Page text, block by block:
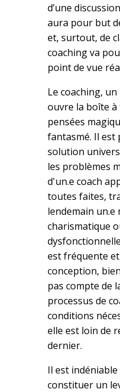
d’une
aura pour but
et, surtout, de
coaching va
point de vue
Le coaching,
ouvre la boîte
pensées
fantasmé. Il est
solution
les problèmes
d'un.e coach
toutes faites,
lendemain un.e
charismatique
est fréquente
conception,
pas compte de
processus de
conditions
elle est loin de
dernier.
Il est
constituer un